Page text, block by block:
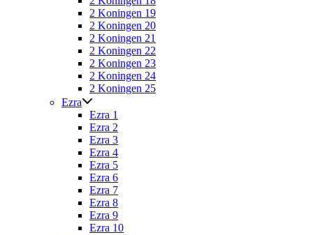
2 Koningen 19
2 Koningen 20
2 Koningen 21
2 Koningen 22
2 Koningen 23
2 Koningen 24
2 Koningen 25
Ezra
Ezra 1
Ezra 2
Ezra 3
Ezra 4
Ezra 5
Ezra 6
Ezra 7
Ezra 8
Ezra 9
Ezra 10